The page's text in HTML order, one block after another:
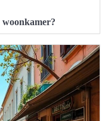
woonkamer?